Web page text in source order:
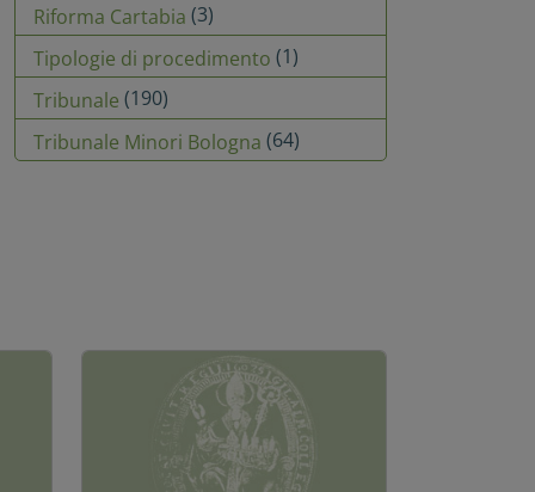
Riforma Cartabia (3)
Tipologie di procedimento (1)
Tribunale (190)
Tribunale Minori Bologna (64)